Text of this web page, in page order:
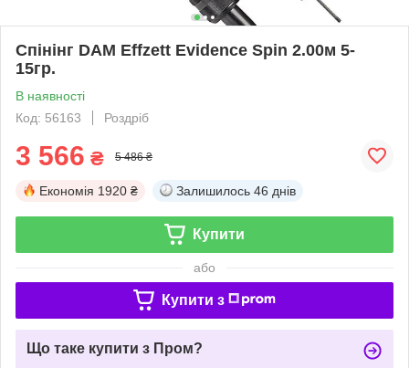
Спінінг DAM Effzett Evidence Spin 2.00м 5-
15гр.
В наявності
Код: 56163
Роздріб
3 566 ₴ 5 486 ₴
Економія 1920 ₴ Залишилось 46 днів
Купити
або
Купити з
Що таке купити з Пром?